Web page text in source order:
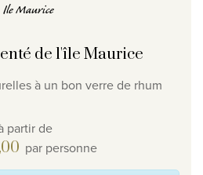
Ile Maurice
de l'île Maurice
à un bon verre de rhum
partir de
par personne